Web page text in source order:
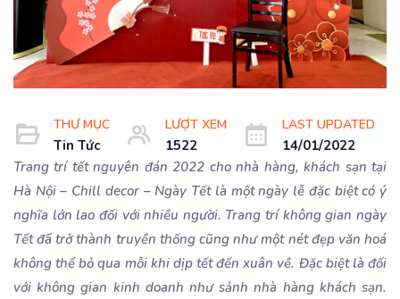
THƯ MỤC
Tin Tức
LƯỢT XEM
1522
LAST UPDATED
14/01/2022
Trang trí tết nguyên đán 2022 cho nhà hàng, khách sạn tại
Hà Nội – Chill decor – Ngày Tết là một ngày lễ đặc biệt có ý
nghĩa lớn lao đối với nhiều người. Trang trí không gian ngày
Tết đã trở thành truyền thống cũng như một nét đẹp văn hoá
không thể bỏ qua mỗi khi dịp tết đến xuân về. Đặc biệt là đối
với không gian kinh doanh như sảnh nhà hàng khách sạn.